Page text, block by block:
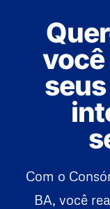
Com o
BA, você